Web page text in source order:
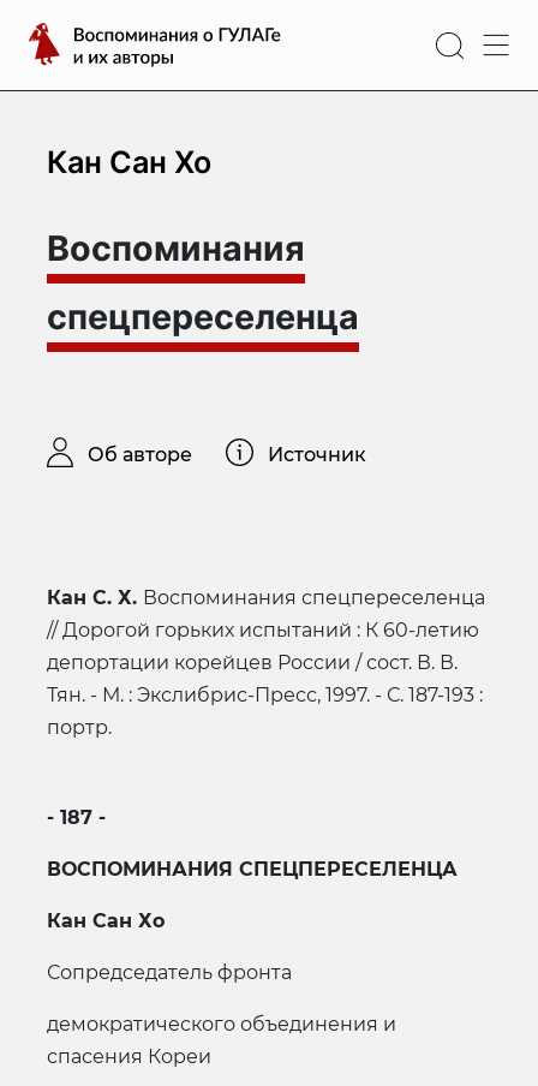
содержимому
Воспоминания
о
ГУЛАГе
их
авторы
Кан Сан Хо
Воспоминания
спецпереселенца
Об авторе Источник
Кан С. Х. Воспоминания спецпереселенца
// Дорогой горьких испытаний : К 60-летию
депортации корейцев России / сост. В. В.
Тян. - М. : Экслибрис-Пресс, 1997. - С. 187-193 :
портр.
- 187 -
ВОСПОМИНАНИЯ СПЕЦПЕРЕСЕЛЕНЦА
Кан Сан Хо
Сопредседатель фронта
демократического объединения и
спасения Кореи